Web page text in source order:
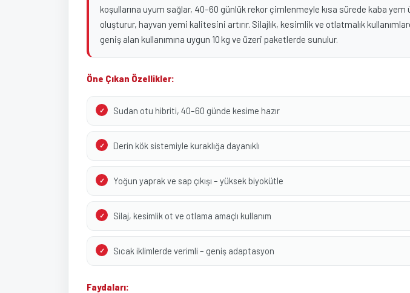
koşullarına uyum sağlar, 40–60 günlük rekor çimlenmeyle kısa sürede kaba
oluşturur, hayvan yemi kalitesini artırır. Silajlık, kesimlik ve otlatmalık
geniş alan kullanımına uygun 10 kg ve üzeri paketlerde sunulur.
Öne Çıkan Özellikler:
Sudan otu hibriti, 40–60 günde kesime hazır
Derin kök sistemiyle kuraklığa dayanıklı
Yoğun yaprak ve sap çıkışı – yüksek biyokütle
Silaj, kesimlik ot ve otlama amaçlı kullanım
Sıcak iklimlerde verimli – geniş adaptasyon
Faydaları: